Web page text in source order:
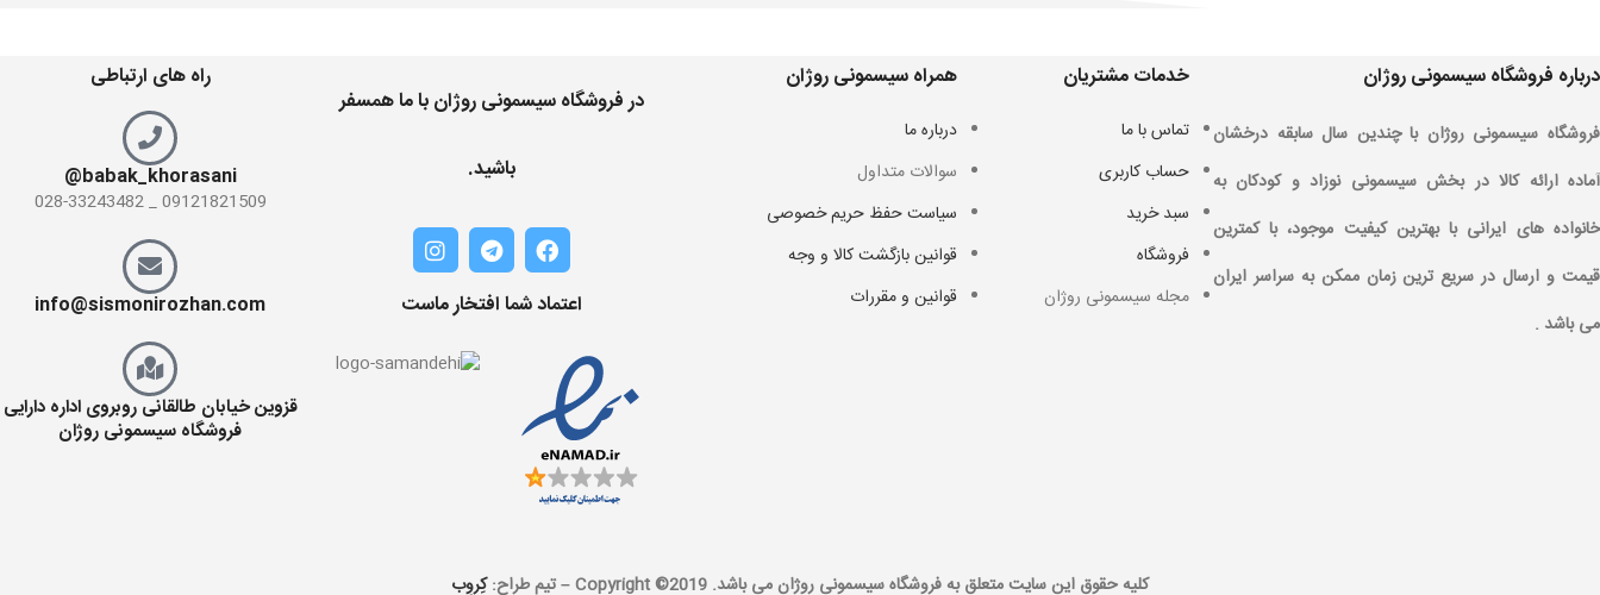
درباره فروشگاه سیسمونی روژان
فروشگاه سیسمونی روژان با چندین سال سابقه درخشان
آماده ارائه کالا در بخش سیسمونی نوزاد و کودکان به
خانواده های ایرانی با بهترین کیفیت موجود، با کمترین
قیمت و ارسال در سریع ترین زمان ممکن به سراسر ایران
می باشد .
خدمات مشتریان
تماس با ما
حساب کاربری
سبد خرید
فروشگاه
مجله سیسمونی روژان
همراه سیسمونی روژان
درباره ما
سوالات متداول
سیاست حفظ حریم خصوصی
قوانین بازگشت کالا و وجه
قوانین و مقررات
در فروشگاه سیسمونی روژان با ما همسفر
باشید.
اعتماد شما افتخار ماست
راه های ارتباطی
babak_khorasani@
09121821509 _ 028-33243482
info@sismonirozhan.com
قزوین خیابان طالقانی روبروی اداره دارایی
فروشگاه سیسمونی روژان
کليه حقوق اين سايت متعلق به فروشگاه سیسمونی روژان می باشد. Copyright ©2019 – تیم طراح:کِروِب